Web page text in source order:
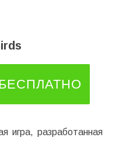
игра, разработанная